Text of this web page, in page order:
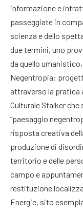
informazione e
passeggiate in
scienza e dello
due termini, uno
da quello
Negentropia:
attraverso la pratica
Culturale Stalker che
“paesaggio
risposta creativa
produzione di
territorio e delle
campo e
restituzione
Energie, sito